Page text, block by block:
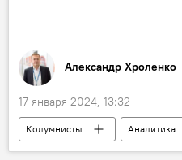
Александр Хроленко
17 января 2024, 13:32
Колумнисты
Аналитика
Армия и вооружение